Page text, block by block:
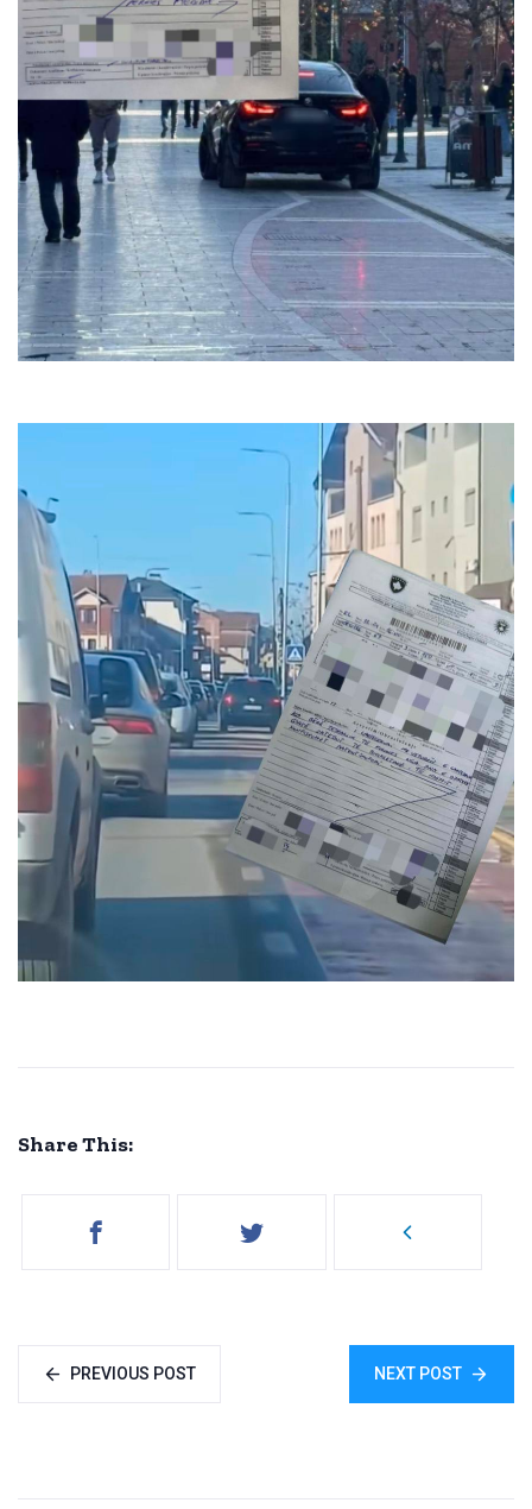
Share This:
PREVIOUS POST NEXT POST